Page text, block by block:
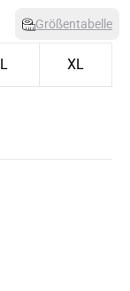
Größentabelle
L XL